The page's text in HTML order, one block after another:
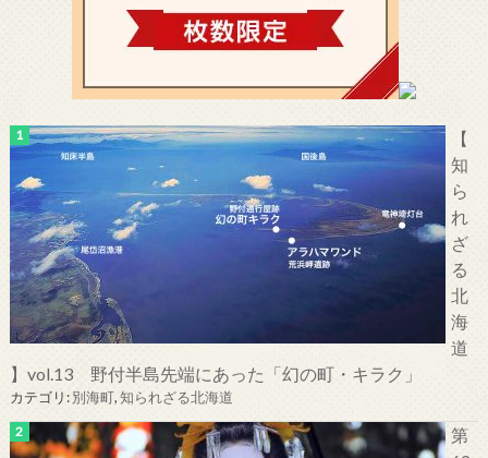
【
知
ら
れ
ざ
る
北
海
道
】vol.13 野付半島先端にあった「幻の町・キラク」
カテゴリ:別海町,知られざる北海道
第